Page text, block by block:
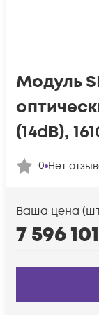
Модуль
(14dB),
0 Нет
Ваша цена
7 596 101